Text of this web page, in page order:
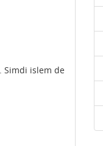
Simdi islem de